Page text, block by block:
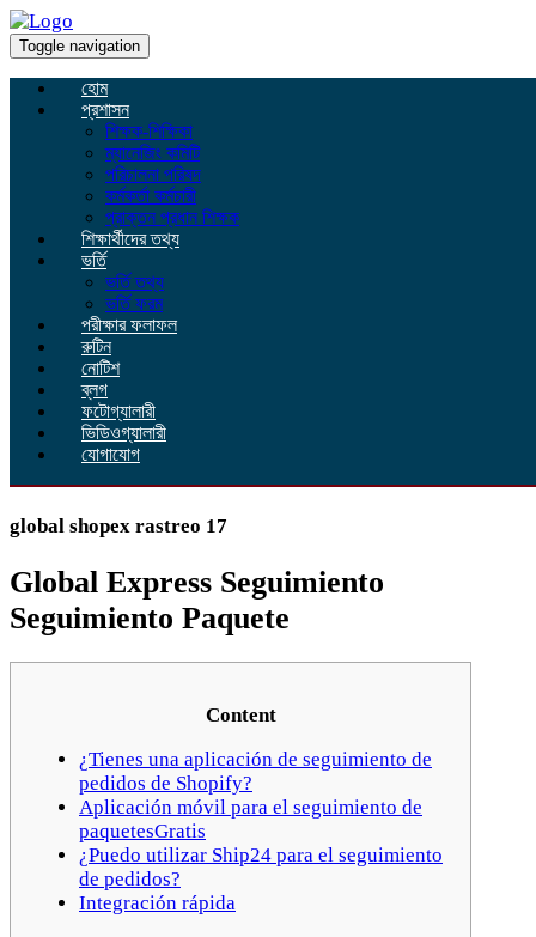
Toggle navigation
হোম
প্রশাসন
শিক্ষক-শিক্ষিকা
ম্যানেজিং কমিটি
পরিচালনা পরিষদ
কর্মকর্তা কর্মচারী
প্রাক্তন প্রধান শিক্ষক
শিক্ষার্থীদের তথ্য
ভর্তি
ভর্তি তথ্য
ভর্তি ফরম
পরীক্ষার ফলাফল
রুটিন
নোটিশ
ব্লগ
ফটোগ্যালারী
ভিডিওগ্যালারী
যোগাযোগ
global shopex rastreo 17
Global Express Seguimiento
Seguimiento Paquete
Content
¿Tienes una aplicación de seguimiento de
pedidos de Shopify?
Aplicación móvil para el seguimiento de
paquetesGratis
¿Puedo utilizar Ship24 para el seguimiento
de pedidos?
Integración rápida